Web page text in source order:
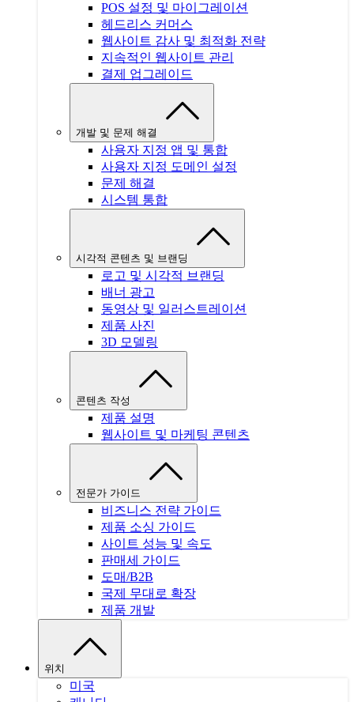
POS 설정 및 마이그레이션
헤드리스 커머스
웹사이트 감사 및 최적화 전략
지속적인 웹사이트 관리
결제 업그레이드
개발 및 문제 해결
사용자 지정 앱 및 통합
사용자 지정 도메인 설정
문제 해결
시스템 통합
시각적 콘텐츠 및 브랜딩
로고 및 시각적 브랜딩
배너 광고
동영상 및 일러스트레이션
제품 사진
3D 모델링
콘텐츠 작성
제품 설명
웹사이트 및 마케팅 콘텐츠
전문가 가이드
비즈니스 전략 가이드
제품 소싱 가이드
사이트 성능 및 속도
판매세 가이드
도매/B2B
국제 무대로 확장
제품 개발
위치
미국